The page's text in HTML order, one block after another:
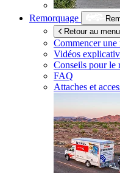
Remorquage
Retour au
Commencer une
Vidéos
Conseils pour le
FAQ
Attaches et